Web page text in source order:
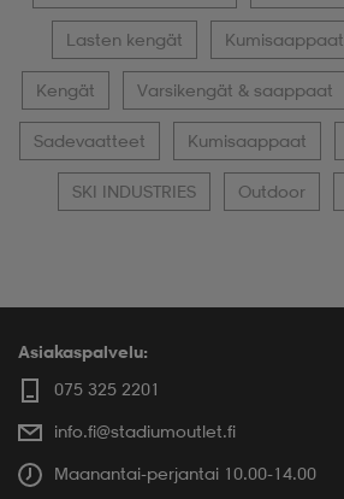
Lasten kengät Kumisaappaat
Kengät Varsikengät & saappaat
Sadevaatteet Kumisaappaat
SKI INDUSTRIES Outdoor
Asiakaspalvelu:
075 325 2201
info.fi@stadiumoutlet.fi
Maanantai-perjantai 10.00-14.00